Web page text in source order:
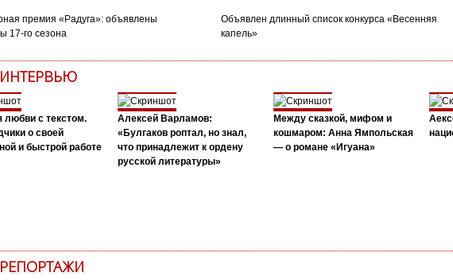
премия «Радуга»: объявлены
17-го сезона
Объявлен длинный список конкурса «Весенняя
капель»
любви с текстом.
о своей
и быстрой работе
Алексей Варламов:
«Булгаков роптал, но знал,
что принадлежит к ордену
русской литературы»
Между сказкой, мифом и
кошмаром: Анна Ямпольская
— о романе «Игуана»